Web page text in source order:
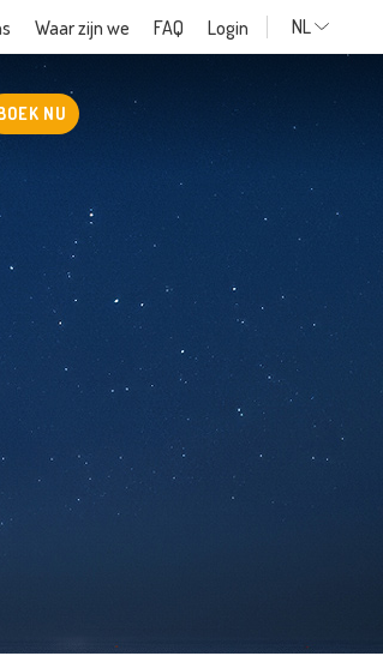
Waar zijn we FAQ Login NL
NU